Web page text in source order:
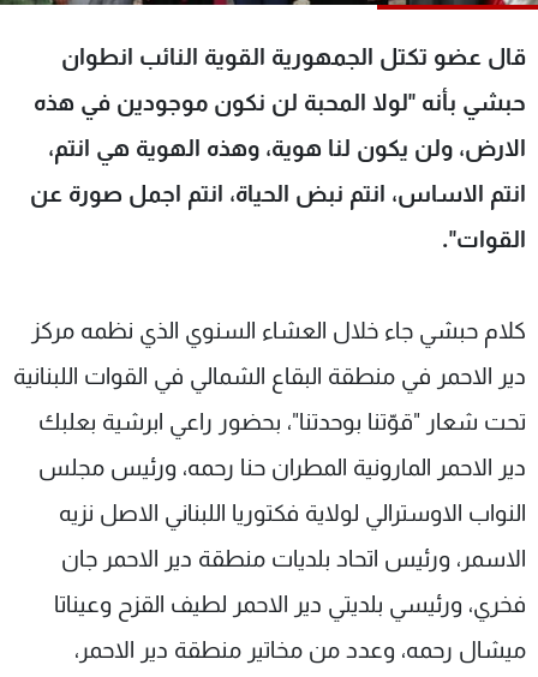
قال عضو تكتل الجمهورية القوية النائب انطوان
حبشي بأنه "لولا المحبة لن نكون موجودين في هذه
الارض، ولن يكون لنا هوية، وهذه الهوية هي انتم،
انتم الاساس، انتم نبض الحياة، انتم اجمل صورة عن
القوات".
كلام حبشي جاء خلال العشاء السنوي الذي نظمه مركز
دير الاحمر في منطقة البقاع الشمالي في القوات اللبنانية
تحت شعار "قوّتنا بوحدتنا"، بحضور راعي ابرشية بعلبك
دير الاحمر المارونية المطران حنا رحمه، ورئيس مجلس
النواب الاوسترالي لولاية فكتوريا اللبناني الاصل نزيه
الاسمر، ورئيس اتحاد بلديات منطقة دير الاحمر جان
فخري، ورئيسي بلديتي دير الاحمر لطيف القزح وعيناتا
ميشال رحمه، وعدد من مخاتير منطقة دير الاحمر،
شاهد البرامج
الترددات
عن MTV
الإنـتـاج
لاعلاناتكم
وظائف
تواصل معنا
شروط الإسـتخدام